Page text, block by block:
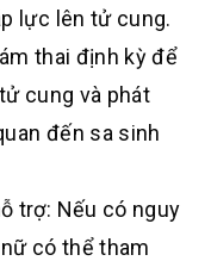
lực lên tử cung.
thai định kỳ để
cung và phát
đến sa sinh
trợ: Nếu có nguy
có thể tham